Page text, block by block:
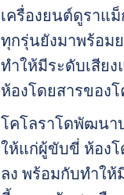
เครื่องยนต์ดูราแ
ทุกรุ่นยังมาพร้อม
ทำให้มีระดับเสีย
ห้องโดยสารของ
โคโลราโดพัฒนา
ให้แก่ผู้ขับขี่ ห้องโ
ลง พร้อมกับทำใ